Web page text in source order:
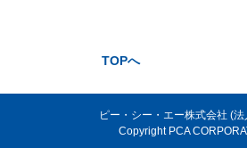
TOPへ
ピー・シー・エー株式会社 (
Copyright PCA